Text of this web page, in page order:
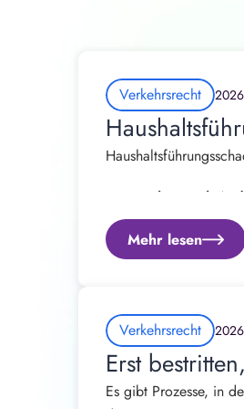
Verkehrsrecht 2026
Von Rechtsanwalt
Ein Verkehrsunfall
Regulierung des
Dennoch wird genau
Dabei handelt es sich
mehrere tausend
Mehr lesen
Verkehrsrecht 2026
Erst
Es gibt Prozesse, in